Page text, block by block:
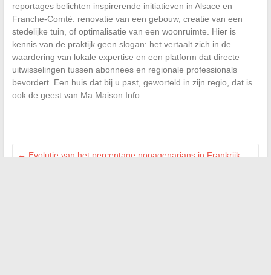
reportages belichten inspirerende initiatieven in Alsace en
Franche-Comté: renovatie van een gebouw, creatie van een
stedelijke tuin, of optimalisatie van een woonruimte. Hier is
kennis van de praktijk geen slogan: het vertaalt zich in de
waardering van lokale expertise en een platform dat directe
uitwisselingen tussen abonnees en regionale professionals
bevordert. Een huis dat bij u past, geworteld in zijn regio, dat is
ook de geest van Ma Maison Info.
← Evolutie van het percentage nonagenarians in Frankrijk: